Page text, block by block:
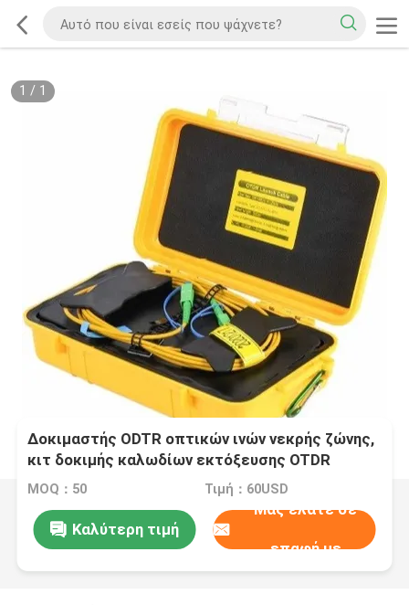
1 / 1
Δοκιμαστής ODTR οπτικών ινών νεκρής ζώνης,
κιτ δοκιμής καλωδίων εκτόξευσης OTDR
MOQ：50 Τιμή：60USD
Καλύτερη τιμή
Μας ελάτε σε
επαφή με